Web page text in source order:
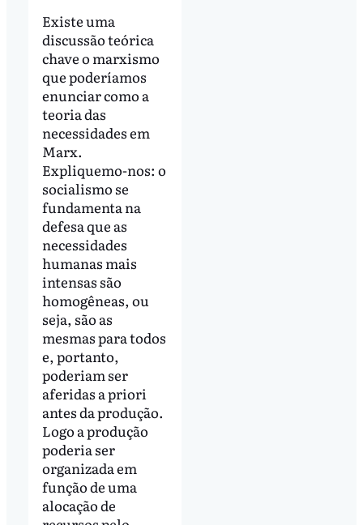
Existe uma
discussão teórica
chave o marxismo
que poderíamos
enunciar como a
teoria das
necessidades em
Marx.
Expliquemo-nos: o
socialismo se
fundamenta na
defesa que as
necessidades
humanas mais
intensas são
homogêneas, ou
seja, são as
mesmas para todos
e, portanto,
poderiam ser
aferidas a priori
antes da produção.
Logo a produção
poderia ser
organizada em
função de uma
alocação de